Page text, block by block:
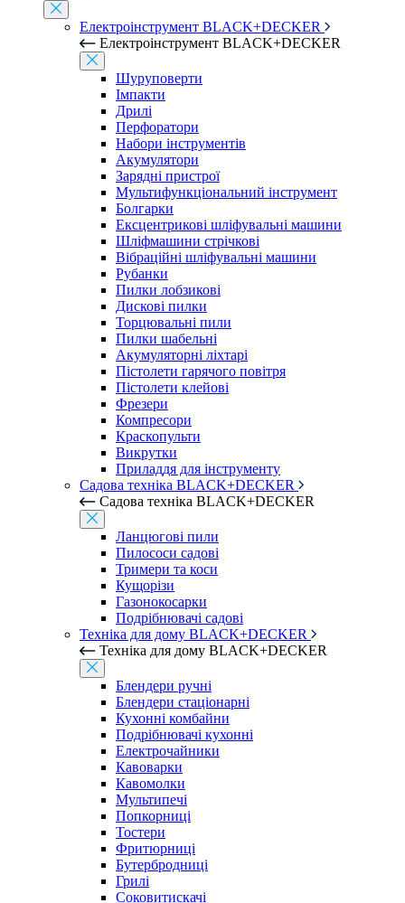
Електроінструмент BLACK+DECKER
Електроінструмент BLACK+DECKER
Шуруповерти
Імпакти
Дрилі
Перфоратори
Набори інструментів
Акумулятори
Зарядні пристрої
Мультифункціональний інструмент
Болгарки
Ексцентрикові шліфувальні машини
Шліфмашини стрічкові
Вібраційні шліфувальні машини
Рубанки
Пилки лобзикові
Дискові пилки
Торцювальні пили
Пилки шабельні
Акумуляторні ліхтарі
Пістолети гарячого повітря
Пістолети клейові
Фрезери
Компресори
Краскопульти
Викрутки
Приладдя для інструменту
Садова техніка BLACK+DECKER
Садова техніка BLACK+DECKER
Ланцюгові пили
Пилососи садові
Тримери та коси
Кущорізи
Газонокосарки
Подрібнювачі садові
Техніка для дому BLACK+DECKER
Техніка для дому BLACK+DECKER
Блендери ручні
Блендери стаціонарні
Кухонні комбайни
Подрібнювачі кухонні
Електрочайники
Кавоварки
Кавомолки
Мультипечі
Попкорниці
Тостери
Фритюрниці
Бутербродниці
Грилі
Соковитискачі